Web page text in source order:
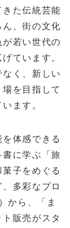
た伝統芸能
、街の文化
若い世代の
ています。
く、新しい
を目指して
ます。
体感できる
書に学ぶ「旅
子をめぐる
多彩なプロ
から、「ま
販売がスタ